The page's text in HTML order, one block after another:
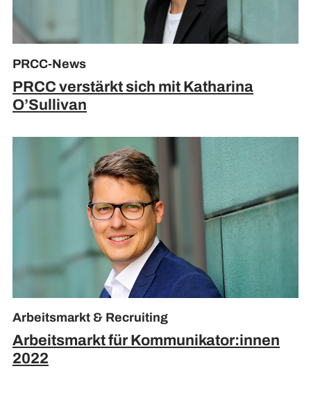
PRCC-News
PRCC verstärkt sich mit Katharina
O’Sullivan
Arbeitsmarkt & Recruiting
Arbeitsmarkt für Kommunikator:innen
2022